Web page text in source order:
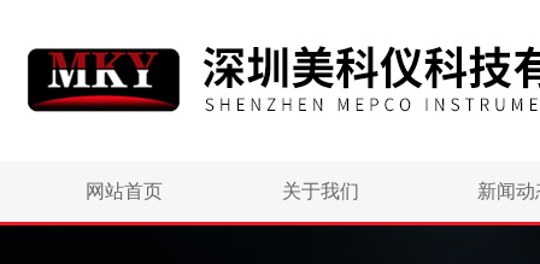
网站首页 关于我们 新闻动